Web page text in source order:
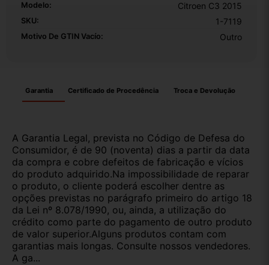
Modelo: Citroen C3 2015
SKU: 1-7119
Motivo De GTIN Vacío: Outro
Garantia Certificado de Procedência Troca e Devolução
A Garantia Legal, prevista no Código de Defesa do
Consumidor, é de 90 (noventa) dias a partir da data
da compra e cobre defeitos de fabricação e vícios
do produto adquirido.Na impossibilidade de reparar
o produto, o cliente poderá escolher dentre as
opções previstas no parágrafo primeiro do artigo 18
da Lei nº 8.078/1990, ou, ainda, a utilização do
crédito como parte do pagamento de outro produto
de valor superior.Alguns produtos contam com
garantias mais longas. Consulte nossos vendedores.
A ga...